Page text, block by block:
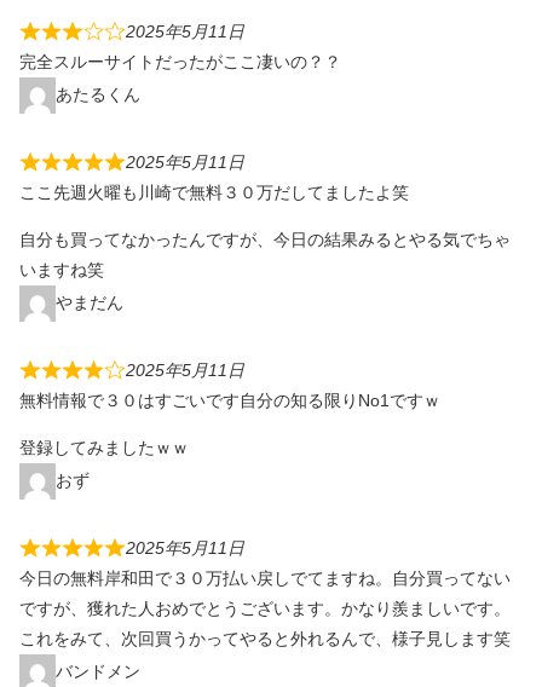
2025年5月11日
完全スルーサイトだったがここ凄いの？？
あたるくん
2025年5月11日
ここ先週火曜も川崎で無料３０万だしてましたよ笑
自分も買ってなかったんですが、今日の結果みるとやる気でちゃ
いますね笑
やまだん
2025年5月11日
無料情報で３０はすごいです自分の知る限りNo1ですｗ
登録してみましたｗｗ
おず
2025年5月11日
今日の無料岸和田で３０万払い戻しでてますね。自分買ってない
ですが、獲れた人おめでとうございます。かなり羨ましいです。
これをみて、次回買うかってやると外れるんで、様子見します笑
バンドメン